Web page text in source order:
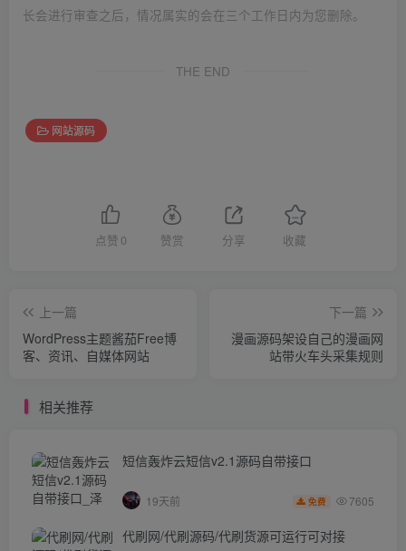
长会进行审查之后，情况属实的会在三个工作日内为您删除。
THE END
网站源码
点赞 0 赞赏 分享 收藏
上一篇
WordPress主题酱茄Free博
客、资讯、自媒体网站
下一篇
漫画源码架设自己的漫画网
站带火车头采集规则
相关推荐
短信轰炸云短信v2.1源码自带接口
19天前 免费 7605
代刷网/代刷源码/代刷货源可运行可对接